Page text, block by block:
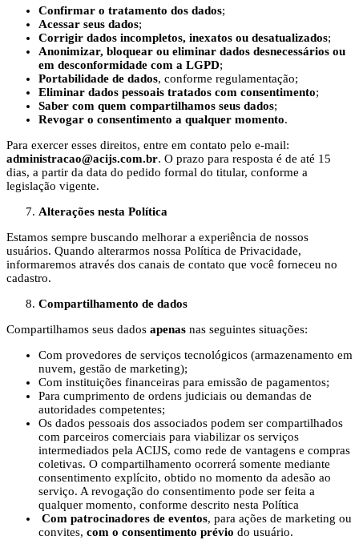
Confirmar o tratamento dos dados;
Acessar seus dados;
Corrigir dados incompletos, inexatos ou desatualizados;
Anonimizar, bloquear ou eliminar dados desnecessários ou
em desconformidade com a LGPD;
Portabilidade de dados, conforme regulamentação;
Eliminar dados pessoais tratados com consentimento;
Saber com quem compartilhamos seus dados;
Revogar o consentimento a qualquer momento.
Para exercer esses direitos, entre em contato pelo e-mail:
administracao@acijs.com.br. O prazo para resposta é de até 15
dias, a partir da data do pedido formal do titular, conforme a
legislação vigente.
Alterações nesta Política
Estamos sempre buscando melhorar a experiência de nossos
usuários. Quando alterarmos nossa Política de Privacidade,
informaremos através dos canais de contato que você forneceu no
cadastro.
Compartilhamento de dados
Compartilhamos seus dados apenas nas seguintes situações:
Com provedores de serviços tecnológicos (armazenamento em
nuvem, gestão de marketing);
Com instituições financeiras para emissão de pagamentos;
Para cumprimento de ordens judiciais ou demandas de
autoridades competentes;
Os dados pessoais dos associados podem ser compartilhados
com parceiros comerciais para viabilizar os serviços
intermediados pela ACIJS, como rede de vantagens e compras
coletivas. O compartilhamento ocorrerá somente mediante
consentimento explícito, obtido no momento da adesão ao
serviço. A revogação do consentimento pode ser feita a
qualquer momento, conforme descrito nesta Política
Com patrocinadores de eventos, para ações de marketing ou
convites, com o consentimento prévio do usuário.